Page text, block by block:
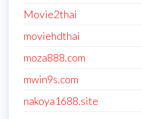
Movie2thai
moviehdthai
moza888.com
mwin9s.com
nakoya1688.site